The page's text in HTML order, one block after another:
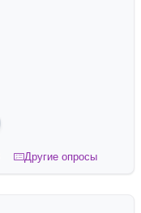
Другие опросы